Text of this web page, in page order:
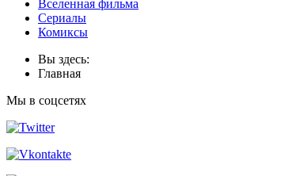
Вселенная фильма
Сериалы
Комиксы
Вы здесь:
Главная
Мы в соцсетях